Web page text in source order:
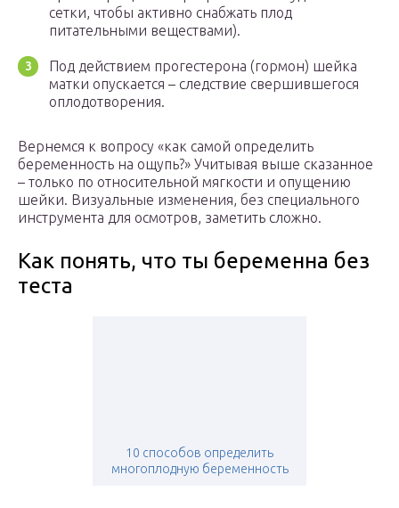
сетки, чтобы активно снабжать плод
питательными веществами).
Под действием прогестерона (гормон) шейка
матки опускается – следствие свершившегося
оплодотворения.
Вернемся к вопросу «как самой определить
беременность на ощупь?» Учитывая выше сказанное
– только по относительной мягкости и опущению
шейки. Визуальные изменения, без специального
инструмента для осмотров, заметить сложно.
Как понять, что ты беременна без
теста
10 способов определить
многоплодную беременность